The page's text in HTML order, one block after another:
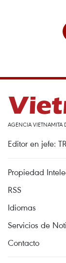
AGENCIA VIETNAMITA
Editor en jefe:
Propiedad
RSS
Idiomas
Servicios de
Contacto